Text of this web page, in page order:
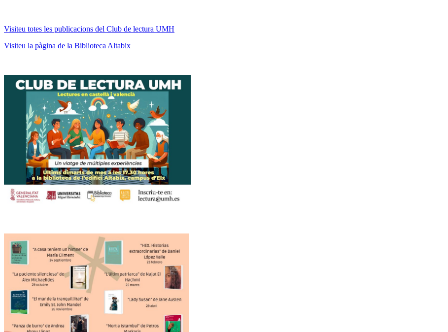
Visiteu totes les publicacions del Club de lectura UMH
Visiteu la pàgina de la Biblioteca Altabix